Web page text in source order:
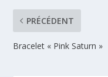
PRÉCÉDENT
Bracelet « Pink Saturn »